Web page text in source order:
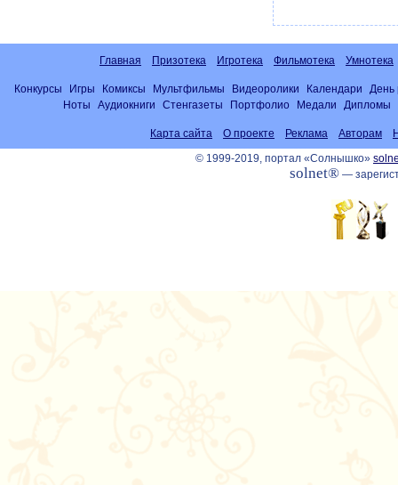
Главная Призотека Игротека Фильмотека Умнотека
Конкурсы Игры Комиксы Мультфильмы Видеоролики Календари
День
Ноты
Аудиокниги Стенгазеты Портфолио Медали Дипломы
Карта сайта О проекте Реклама Авторам
© 1999-2019, портал «Солнышко»
solnet®—